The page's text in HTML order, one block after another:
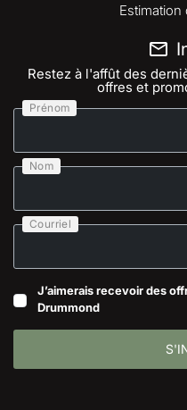
Restez à l'affût des
offres et
Prénom
Nom
Courriel
J’aimerais recevoir des
Drummond